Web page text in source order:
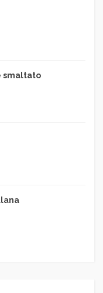
smaltato